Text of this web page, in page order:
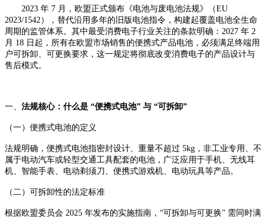
2023 年 7 月，欧盟正式颁布《电池与废电池法规》（EU
2023/1542），替代沿用多年的旧版电池指令，构建起覆盖电池全生命
周期的监管体系。其中最受消费电子行业关注的条款明确：2027 年 2
月 18 日起，所有在欧盟市场销售的便携式产品电池，必须满足终端用
户可拆卸、可更换要求，这一规定将彻底改变消费电子的产品设计与
售后模式。
一、 法规核心：什么是 “便携式电池” 与 “可拆卸”
（一）便携式电池的定义
法规明确，便携式电池指密封设计、重量不超过 5kg，非工业专用、不
属于电动汽车或轻型交通工具配套的电池，广泛应用于手机、无线耳
机、智能手表、电动剃须刀、便携式游戏机、电动玩具等产品。
（二）可拆卸性的法定标准
根据欧盟委员会 2025 年发布的实施指南，“可拆卸与可更换” 需同时满